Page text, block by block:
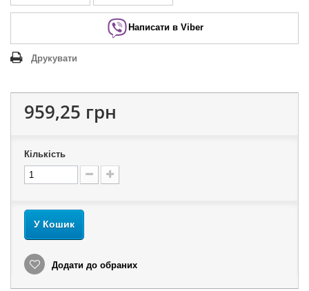
Написати в Viber
Друкувати
959,25 грн
Кількість
У Кошик
Додати до обраних